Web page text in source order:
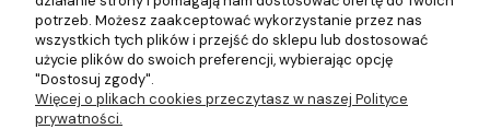
Moje konto
potrzeb. Możesz zaakceptować wykorzystanie przez nas
wszystkich tych plików i przejść do sklepu lub dostosować
użycie plików do swoich preferencji, wybierając opcję
"Dostosuj zgody".
Więcej o plikach cookies przeczytasz w naszej Polityce
prywatności.